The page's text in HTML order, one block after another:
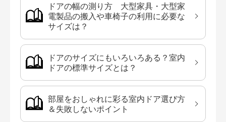
ドアの幅の測り方 大型家具・大型家
電製品の搬入や車椅子の利用に必要な
サイズは？
ドアのサイズにもいろいろある？室内
ドアの標準サイズとは？
部屋をおしゃれに彩る室内ドア選び方
＆失敗しないポイント